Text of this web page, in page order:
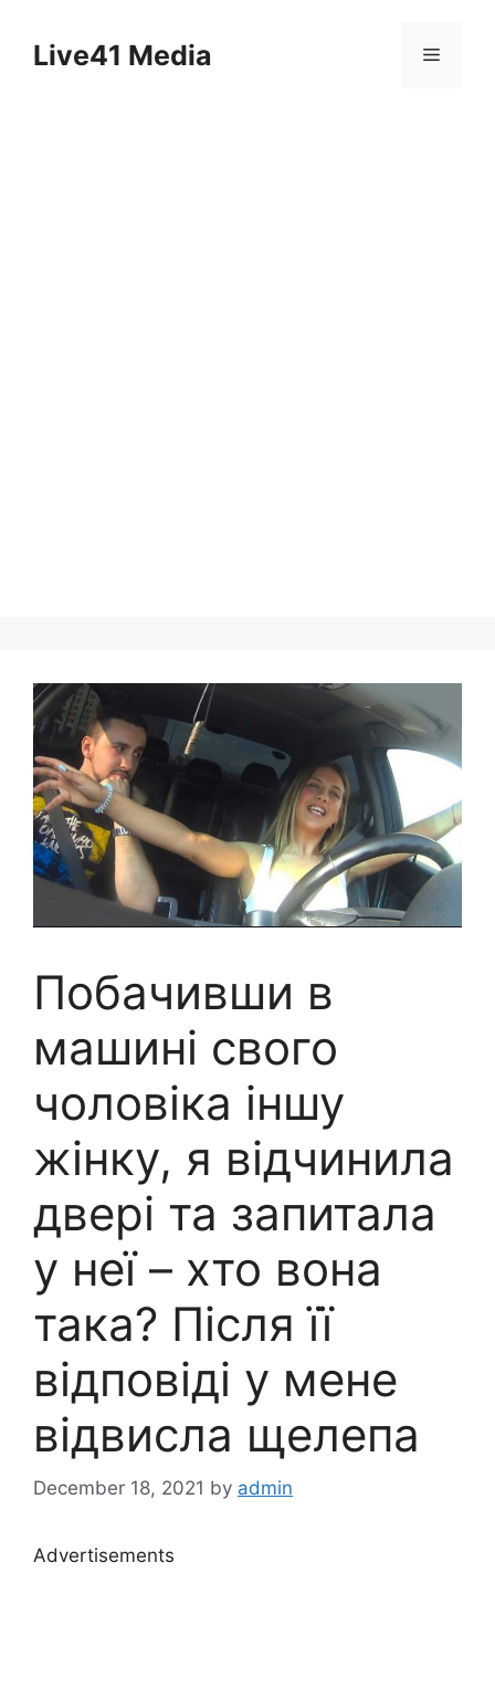
contentLive41 Media Menu
Побачивши в
машині свого
чоловіка іншу
жінку, я відчинила
двері та запитала
у неї – хто вона
така? Після її
відповіді у мене
відвисла щелепа
December 18, 2021 by admin
Advertisements